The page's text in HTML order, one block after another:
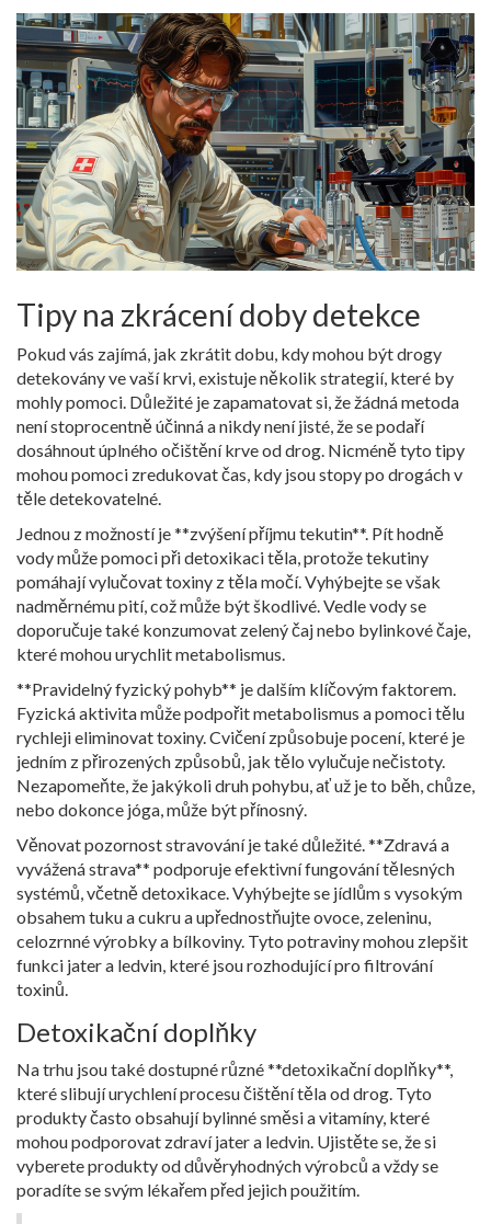
Tipy na zkrácení doby detekce
Pokud vás zajímá, jak zkrátit dobu, kdy mohou být drogy
detekovány ve vaší krvi, existuje několik strategií, které by
mohly pomoci. Důležité je zapamatovat si, že žádná metoda
není stoprocentně účinná a nikdy není jisté, že se podaří
dosáhnout úplného očištění krve od drog. Nicméně tyto tipy
mohou pomoci zredukovat čas, kdy jsou stopy po drogách v
těle detekovatelné.
Jednou z možností je **zvýšení příjmu tekutin**. Pít hodně
vody může pomoci při detoxikaci těla, protože tekutiny
pomáhají vylučovat toxiny z těla močí. Vyhýbejte se však
nadměrnému pití, což může být škodlivé. Vedle vody se
doporučuje také konzumovat zelený čaj nebo bylinkové čaje,
které mohou urychlit metabolismus.
**Pravidelný fyzický pohyb** je dalším klíčovým faktorem.
Fyzická aktivita může podpořit metabolismus a pomoci tělu
rychleji eliminovat toxiny. Cvičení způsobuje pocení, které je
jedním z přirozených způsobů, jak tělo vylučuje nečistoty.
Nezapomeňte, že jakýkoli druh pohybu, ať už je to běh, chůze,
nebo dokonce jóga, může být přínosný.
Věnovat pozornost stravování je také důležité. **Zdravá a
vyvážená strava** podporuje efektivní fungování tělesných
systémů, včetně detoxikace. Vyhýbejte se jídlům s vysokým
obsahem tuku a cukru a upřednostňujte ovoce, zeleninu,
celozrnné výrobky a bílkoviny. Tyto potraviny mohou zlepšit
funkci jater a ledvin, které jsou rozhodující pro filtrování
toxinů.
Detoxikační doplňky
Na trhu jsou také dostupné různé **detoxikační doplňky**,
které slibují urychlení procesu čištění těla od drog. Tyto
produkty často obsahují bylinné směsi a vitamíny, které
mohou podporovat zdraví jater a ledvin. Ujistěte se, že si
vyberete produkty od důvěryhodných výrobců a vždy se
poradíte se svým lékařem před jejich použitím.